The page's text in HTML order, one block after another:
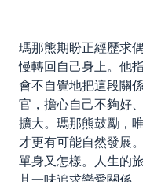
瑪那熊期盼正經歷求
慢轉回自己身上。他
會不自覺地把這段關
官，擔心自己不夠好
擴大。瑪那熊鼓勵，
才更有可能自然發展
單身又怎樣。人生的